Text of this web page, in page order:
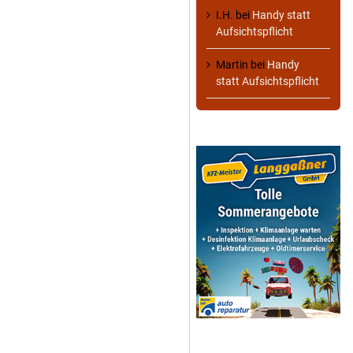
I.H. bei Handy statt
Aufsichtspflicht
Martin bei Handy
statt Aufsichtspflicht